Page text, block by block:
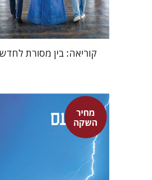
$35
$24
קוריאה: בין מסורת
מחיר
השקה
סנקה
דבורה גילולה
דבורה גילולה